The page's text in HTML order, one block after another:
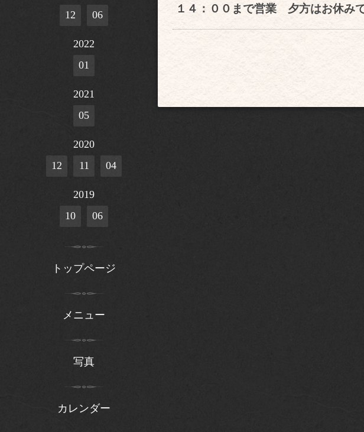
１４：００まで営業 夕方はお休みで
12
06
2022
01
2021
05
2020
12
11 04
2019
10
06
トップページ
メニュー
写真
カレンダー